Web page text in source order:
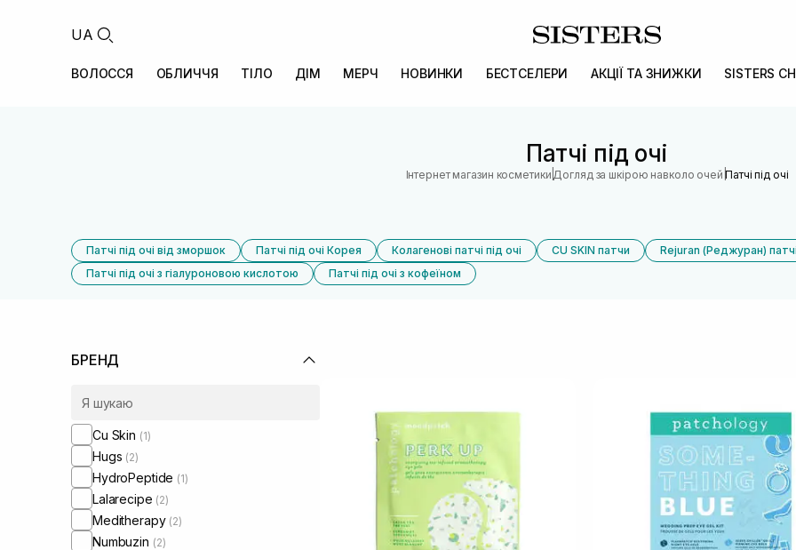
UA
ВОЛОССЯ ОБЛИЧЧЯ ТІЛО ДІМ МЕРЧ НОВИНКИ БЕСТСЕЛЕРИ АКЦІЇ ТА ЗНИЖКИ SISTERS
Патчі під очі
Інтернет магазин косметики |Догляд за шкірою навколо очей |Патчі під очі
Патчі під очі від зморшок Патчі під очі Корея Колагенові патчі під очі CU SKIN патчи
Rejuran (Реджуран) патчі
Патчі під очі з гіалуроновою кислотою
Патчі під очі з кофеїном
БРЕНД
Cu Skin (1)
Hugs (2)
HydroPeptide (1)
Lalarecipe (2)
Meditherapy (2)
Numbuzin (2)